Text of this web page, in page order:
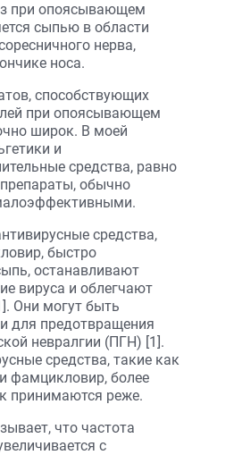
при опоясывающем
сыпью в области
нерва,
носа.
способствующих
при опоясывающем
широк. В моей
и
средства, равно
обычно
средства,
быстро
останавливают
вируса и облегчают
Они могут быть
для предотвращения
невралгии (ПГН) [1].
средства, такие как
фамцикловир, более
принимаются реже.
что частота
с